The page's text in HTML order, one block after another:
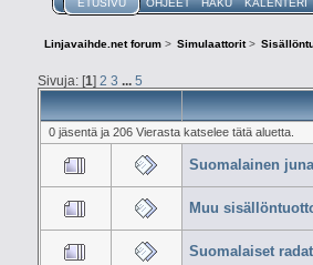
ETUSIVU OHJEET HAKU KALENTERI
Linjavaihde.net forum > Simulaattorit>
Sivuja: [1] 2 3 ... 5
0 jäsentä ja 206 Vierasta katselee tätä aluetta.
Suomalainen
Muu
Suomalaiset